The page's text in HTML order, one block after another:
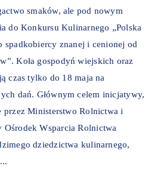
smaków, ale pod nowym
do Konkursu Kulinarnego „Polska
spadkobiercy znanej i cenionej od
Koła gospodyń wiejskich oraz
czas tylko do 18 maja na
dań. Głównym celem inicjatywy,
przez Ministerstwo Rolnictwa i
Wsparcia Rolnictwa
dziedzictwa kulinarnego,